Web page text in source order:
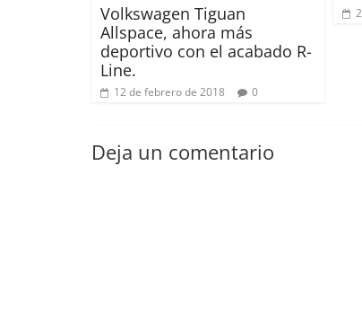
Volkswagen Tiguan
Allspace, ahora más
deportivo con el acabado R-
Line.
12 de febrero de 2018 0
Deja un comentario